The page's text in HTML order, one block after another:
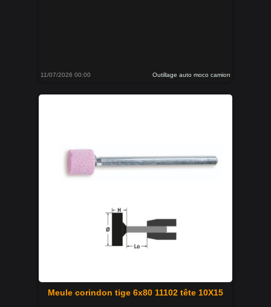
11/07/2026 00:00 Outillage auto moco camion
Meule corindon tige 6x80 11102 tête 10X15